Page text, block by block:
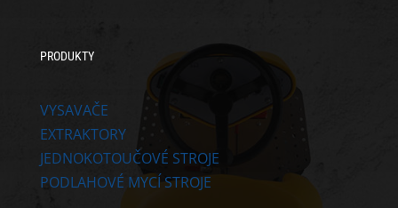
PRODUKTY
VYSAVAČE
EXTRAKTORY
JEDNOKOTOUČOVÉ STROJE
PODLAHOVÉ MYCÍ STROJE